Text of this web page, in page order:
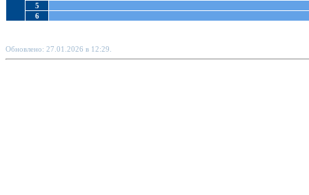
5
6
Обновлено: 27.01.2026 в 12:29.